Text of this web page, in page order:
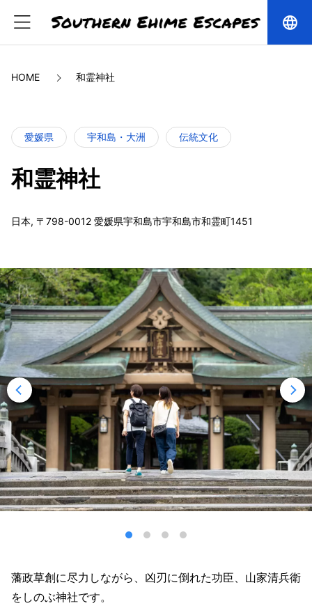
language
HOME 和霊神社
愛媛県 宇和島・大洲 伝統文化
和霊神社
日本, 〒798-0012 愛媛県宇和島市宇和島市和霊町1451
藩政草創に尽力しながら、凶刃に倒れた功臣、山家清兵衛
をしのぶ神社です。